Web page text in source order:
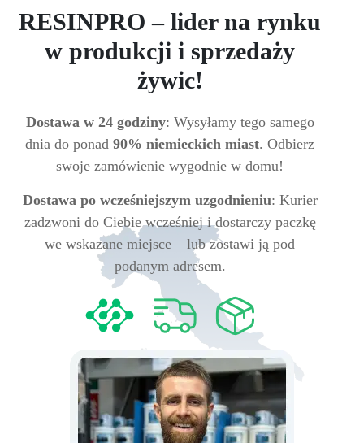
RESINPRO – lider na rynku
w produkcji i sprzedaży
żywic!
Dostawa w 24 godziny: Wysyłamy tego samego
dnia do ponad 90% niemieckich miast. Odbierz
swoje zamówienie wygodnie w domu!
Dostawa po wcześniejszym uzgodnieniu: Kurier
zadzwoni do Ciebie wcześniej i dostarczy paczkę
we wskazane miejsce – lub zostawi ją pod
podanym adresem.